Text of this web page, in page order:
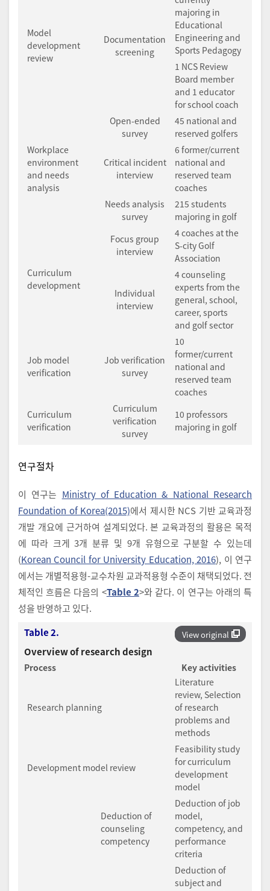
Model
development
review
Documentation
screening
majoring in
Educational
Engineering and
Sports Pedagogy
1 NCS Review
Board member
and 1 educator
for school coach
Workplace
environment
and needs
analysis
Open-ended
survey
45 national and
reserved golfers
Critical incident
interview
6 former/current
national and
reserved team
coaches
Needs analysis
survey
215 students
majoring in golf
Curriculum
development
Focus group
interview
4 coaches at the
S-city Golf
Association
Individual
interview
4 counseling
experts from the
general, school,
career, sports
and golf sector
Job model
verification
Job verification
survey
10
former/current
national and
reserved team
coaches
Curriculum
verification
Curriculum
verification
survey
10 professors
majoring in golf
연구절차
이 연구는 Ministry of Education & National Research
Foundation of Korea(2015)에서 제시한 NCS 기반 교육과정
개발 개요에 근거하여 설계되었다. 본 교육과정의 활용은 목적
에 따라 크게 3개 분류 및 9개 유형으로 구분할 수 있는데
(Korean Council for University Education, 2016), 이 연구
에서는 개별적용형-교수차원 교과적용형 수준이 채택되었다. 전
체적인 흐름은 다음의 <Table 2>와 같다. 이 연구는 아래의 특
성을 반영하고 있다.
View original
Table 2.
Overview of research design
Process Key activities
Research planning
Literature
review, Selection
of research
problems and
methods
Development model review
Feasibility study
for curriculum
development
model
Deduction of
counseling
competency
Deduction of job
model,
competency, and
performance
criteria
Deduction of
subject and